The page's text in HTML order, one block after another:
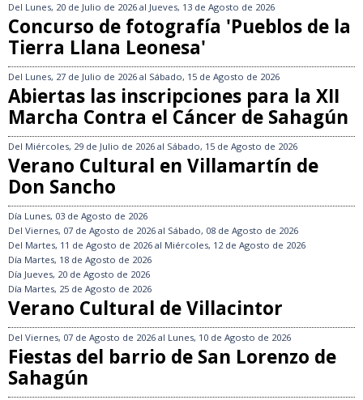
Del Lunes, 20 de Julio de 2026 al Jueves, 13 de Agosto de 2026
Concurso de fotografía 'Pueblos de la
Tierra Llana Leonesa'
Del Lunes, 27 de Julio de 2026 al Sábado, 15 de Agosto de 2026
Abiertas las inscripciones para la XII
Marcha Contra el Cáncer de Sahagún
Del Miércoles, 29 de Julio de 2026 al Sábado, 15 de Agosto de 2026
Verano Cultural en Villamartín de
Don Sancho
Día Lunes, 03 de Agosto de 2026
Del Viernes, 07 de Agosto de 2026 al Sábado, 08 de Agosto de 2026
Del Martes, 11 de Agosto de 2026 al Miércoles, 12 de Agosto de 2026
Día Martes, 18 de Agosto de 2026
Día Jueves, 20 de Agosto de 2026
Día Martes, 25 de Agosto de 2026
Verano Cultural de Villacintor
Del Viernes, 07 de Agosto de 2026 al Lunes, 10 de Agosto de 2026
Fiestas del barrio de San Lorenzo de
Sahagún